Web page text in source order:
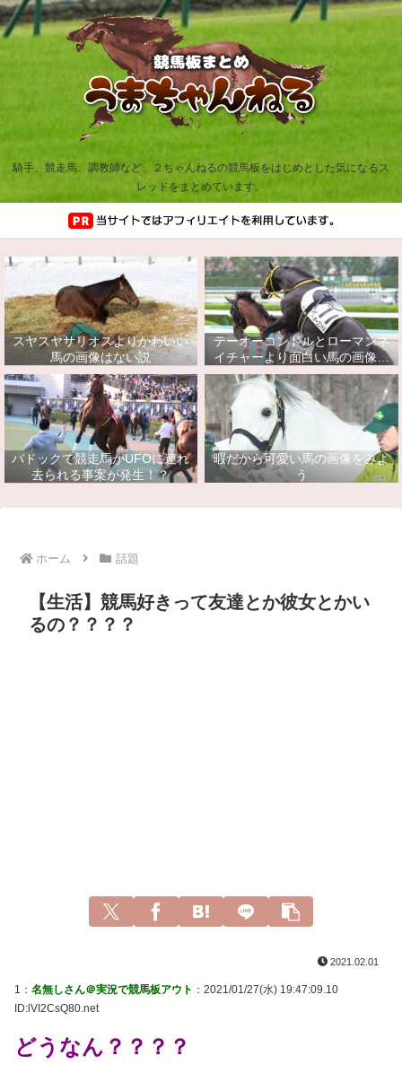
騎手、競走馬、調教師など、２ちゃんねるの競馬板をはじめとした気になるス
レッドをまとめています。
スヤスヤサリオスよりかわいい
馬の画像はない説
テーオーコンドルとローマンネ
イチャーより面白い馬の画像っ
てあるの？
パドックで競走馬がUFOに連れ
去られる事案が発生！？
暇だから可愛い馬の画像をみよ
う
ホーム 話題
【生活】競馬好きって友達とか彼女とかい
るの？？？？
2021.02.01
1： 名無しさん＠実況で競馬板アウト ：2021/01/27(水) 19:47:09.10
ID:lVI2CsQ80.net
どうなん？？？？